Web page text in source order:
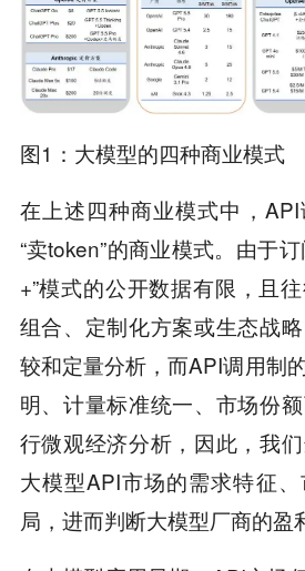
图1：大模型的四种商业模式
在上述四种商业模式中，
“卖token”的商业模式。由于
+”模式的公开数据有限，且
组合、定制化方案或生态战
较和定量分析，而API调用制
明、计量标准统一、市场份
行微观经济分析，因此，我
大模型API市场的需求特征
局，进而判断大模型厂商的盈